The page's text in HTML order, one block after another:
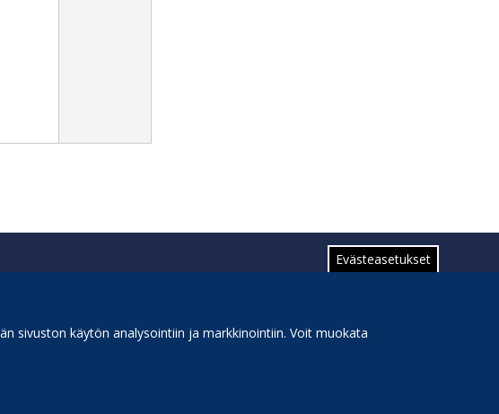
Evästeasetukset
sivuston käytön analysointiin ja markkinointiin. Voit muokata